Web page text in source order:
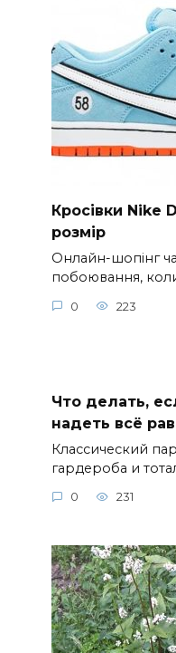
Кросівки Nike
розмір
Онлайн-шопінг
побоювання,
0 223
Что делать,
надеть всё
Классический
гардероба и
0 231